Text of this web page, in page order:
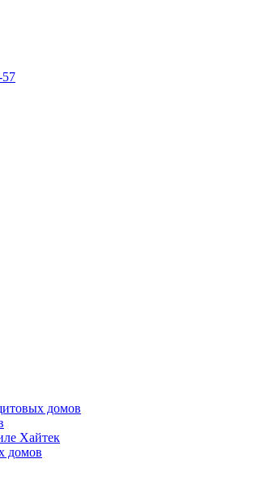
57
домов
Хайтек
домов